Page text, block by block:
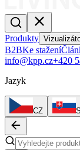
Produkty
B2BKe stažení
info@kpp.cz+420
Jazyk
CZ